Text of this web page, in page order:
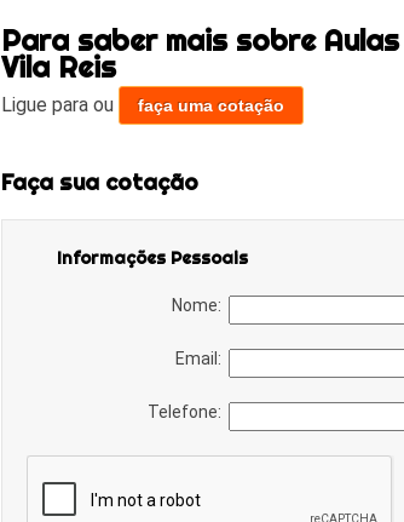
Para saber mais sobre
Vila Reis
Ligue para ou faça uma cotação
Faça sua cotação
Informações Pessoais
Nome:
Email:
Telefone: